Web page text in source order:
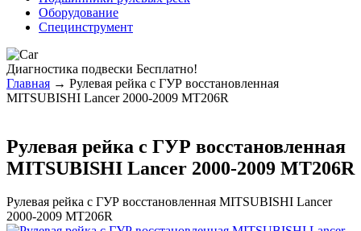
Оборудование
Специнструмент
Диагностика подвески Бесплатно!
Главная → Рулевая рейка с ГУР восстановленная
MITSUBISHI Lancer 2000-2009 MT206R
Рулевая рейка с ГУР восстановленная
MITSUBISHI Lancer 2000-2009 MT206R
Рулевая рейка с ГУР восстановленная MITSUBISHI Lancer
2000-2009 MT206R